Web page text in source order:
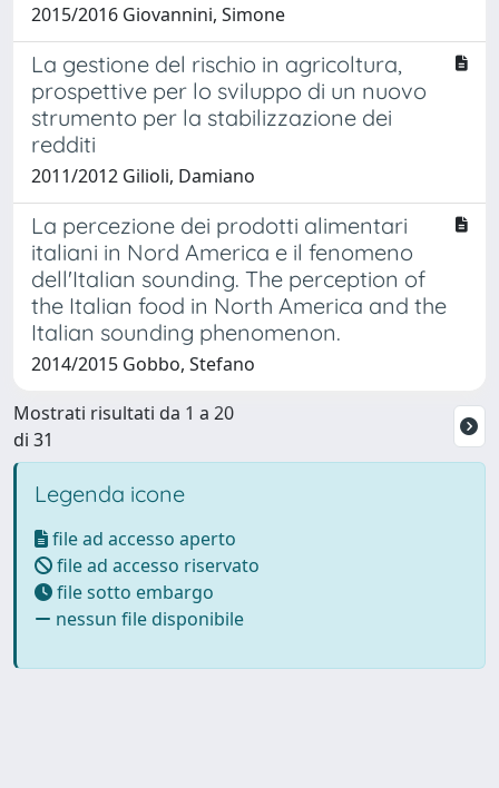
2015/2016 Giovannini, Simone
La gestione del rischio in agricoltura,
prospettive per lo sviluppo di un nuovo
strumento per la stabilizzazione dei
redditi
2011/2012 Gilioli, Damiano
La percezione dei prodotti alimentari
italiani in Nord America e il fenomeno
dell'Italian sounding. The perception of
the Italian food in North America and the
Italian sounding phenomenon.
2014/2015 Gobbo, Stefano
Mostrati risultati da 1 a 20
di 31
Legenda icone
file ad accesso aperto
file ad accesso riservato
file sotto embargo
nessun file disponibile